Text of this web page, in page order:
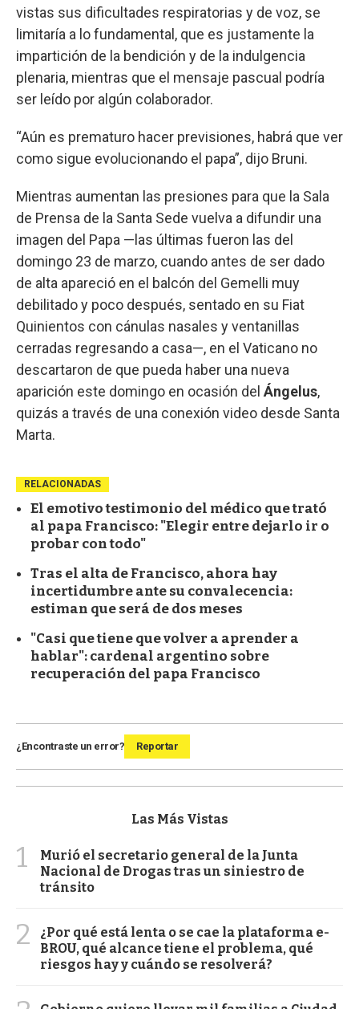
vistas sus dificultades respiratorias y de voz, se
limitaría a lo fundamental, que es justamente la
impartición de la bendición y de la indulgencia
plenaria, mientras que el mensaje pascual podría
ser leído por algún colaborador.
“Aún es prematuro hacer previsiones, habrá que ver
como sigue evolucionando el papa”, dijo Bruni.
Mientras aumentan las presiones para que la Sala
de Prensa de la Santa Sede vuelva a difundir una
imagen del Papa —las últimas fueron las del
domingo 23 de marzo, cuando antes de ser dado
de alta apareció en el balcón del Gemelli muy
debilitado y poco después, sentado en su Fiat
Quinientos con cánulas nasales y ventanillas
cerradas regresando a casa—, en el Vaticano no
descartaron de que pueda haber una nueva
aparición este domingo en ocasión del Ángelus,
quizás a través de una conexión video desde Santa
Marta.
RELACIONADAS
El emotivo testimonio del médico que trató
al papa Francisco: "Elegir entre dejarlo ir o
probar con todo"
Tras el alta de Francisco, ahora hay
incertidumbre ante su convalecencia:
estiman que será de dos meses
"Casi que tiene que volver a aprender a
hablar": cardenal argentino sobre
recuperación del papa Francisco
¿Encontraste un error? Reportar
Las Más Vistas
1
Murió el secretario general de la Junta
Nacional de Drogas tras un siniestro de
tránsito
2
¿Por qué está lenta o se cae la plataforma e-
BROU, qué alcance tiene el problema, qué
riesgos hay y cuándo se resolverá?